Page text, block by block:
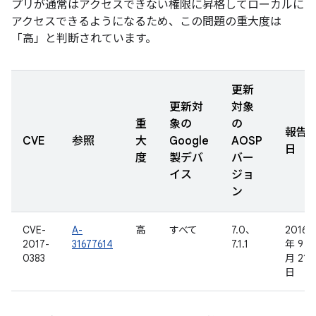
プリが通常はアクセスできない権限に昇格してローカルに
アクセスできるようになるため、この問題の重大度は
「高」と判断されています。
CVE 参照
重
大
度
更新対
象の
Google
製デバ
イス
更新
対象
の
AOSP
バー
ジョ
ン
報告
日
CVE-
2017-
0383
A-
31677614
高 すべて
7.0、
7.1.1
2016
年 9
月 21
日